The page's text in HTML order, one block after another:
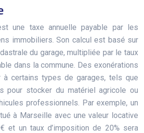
une taxe annuelle payable par les
immobiliers. Son calcul est basé sur
du garage, multipliée par le taux
dans la commune. Des exonérations
à certains types de garages, tels que
pour stocker du matériel agricole ou
professionnels. Par exemple, un
à Marseille avec une valeur locative
et un taux d’imposition de 20% sera